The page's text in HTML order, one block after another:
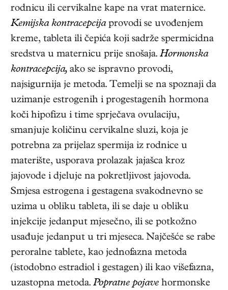
rodnicu ili cervikalne kape na vrat maternice.
Kemijska kontracepcijaprovodi se uvođenjem
kreme, tableta ili čepića koji sadrže spermicidna
sredstva u maternicu prije snošaja. Hormonska
kontracepcija, ako se ispravno provodi,
najsigurnija je metoda. Temelji se na spoznaji da
uzimanje estrogenih i progestagenih hormona
koči hipofizu i time sprječava ovulaciju,
smanjuje količinu cervikalne sluzi, koja je
potrebna za prijelaz spermija iz rodnice u
materište, usporava prolazak jajašca kroz
jajovode i djeluje na pokretljivost jajovoda.
Smjesa estrogena i gestagena svakodnevno se
uzima u obliku tableta, ili se daje u obliku
injekcije jedanput mjesečno, ili se potkožno
usađuje jedanput u tri mjeseca. Najčešće se rabe
peroralne tablete, kao jednofazna metoda
(istodobno estradiol i gestagen) ili kao višefazna,
uzastopna metoda. Popratne pojave hormonske